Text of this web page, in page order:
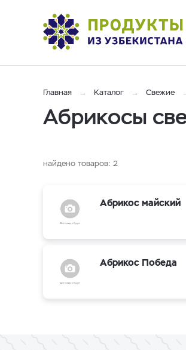
Главная Каталог Свежие
Абрикосы
найдено товаров: 2
Абрикос майский
Абрикос Победа